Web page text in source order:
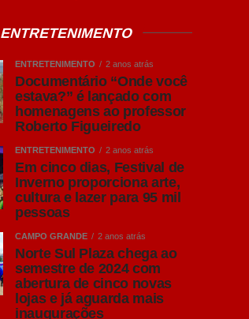
ENTRETENIMENTO
ENTRETENIMENTO 2 anos atrás
Documentário “Onde você
estava?” é lançado com
homenagens ao professor
Roberto Figueiredo
ENTRETENIMENTO 2 anos atrás
Em cinco dias, Festival de
Inverno proporciona arte,
cultura e lazer para 95 mil
pessoas
CAMPO GRANDE 2 anos atrás
Norte Sul Plaza chega ao
semestre de 2024 com
abertura de cinco novas
lojas e já aguarda mais
inaugurações